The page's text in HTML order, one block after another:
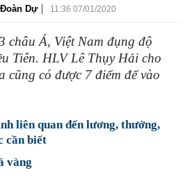
Dự | 11:36 07/01/2020
châu Á, Việt Nam đụng độ
Tiên. HLV Lê Thụy Hải cho
cũng có được 7 điểm để vào
liên quan đến lương, thưởng,
cần biết
vàng